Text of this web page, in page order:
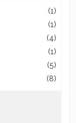
(1)
(1)
(4)
(1)
(5)
(8)